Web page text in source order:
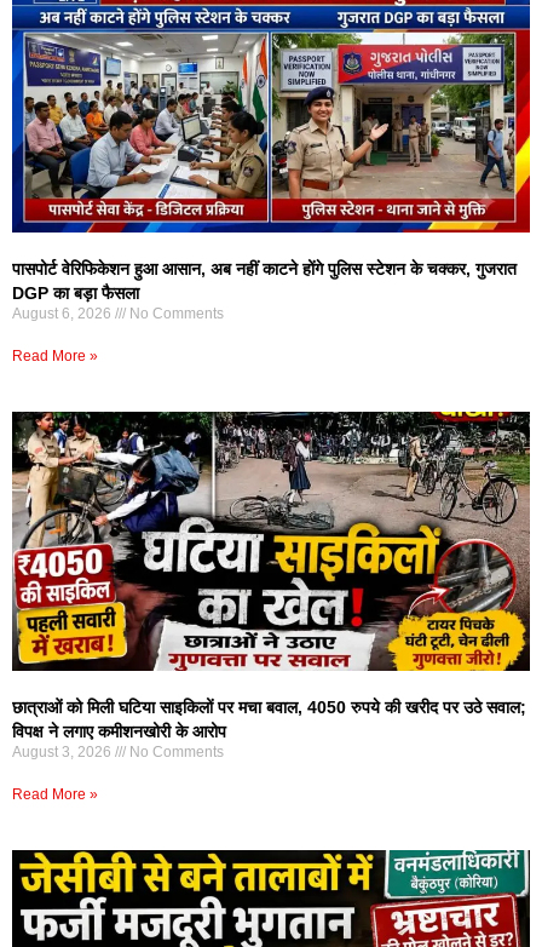
पासपोर्ट वेरिफिकेशन हुआ आसान, अब नहीं काटने होंगे पुलिस स्टेशन के चक्कर, गुजरात
DGP का बड़ा फैसला
August 6, 2026 No Comments
Read More »
छात्राओं को मिली घटिया साइकिलों पर मचा बवाल, 4050 रुपये की खरीद पर उठे सवाल;
विपक्ष ने लगाए कमीशनखोरी के आरोप
August 3, 2026 No Comments
Read More »